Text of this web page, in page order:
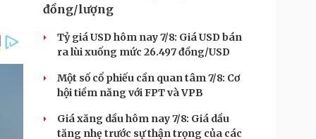
đồng/lượng
Tỷ giá USD hôm nay 7/8: Giá USD bán
ra lùi xuống mức 26.497 đồng/USD
Một số cổ phiếu cần quan tâm 7/8: Cơ
hội tiềm năng với FPT và VPB
Giá xăng dầu hôm nay 7/8: Giá dầu
tăng nhẹ trước sự thận trọng của các